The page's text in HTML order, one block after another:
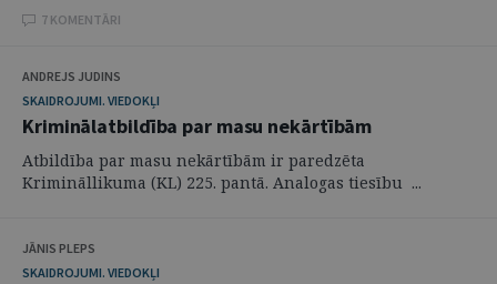
7 KOMENTĀRI
ANDREJS JUDINS
SKAIDROJUMI. VIEDOKĻI
Kriminālatbildība par masu nekārtībām
Atbildība par masu nekārtībām ir paredzēta
Krimināllikuma (KL) 225. pantā. Analogas tiesību ...
JĀNIS PLEPS
SKAIDROJUMI. VIEDOKĻI